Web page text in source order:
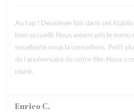
Au top ! Deuxième fois dans cet
bien accueilli. Nous avions pris le menu
excellente nous la conseillons. Petit
de l anniversaire de notre fille. Nous y
plaisir.
Enrico C